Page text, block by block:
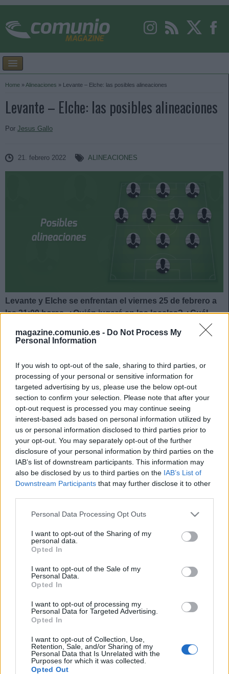
magazine.comunio.es - Do Not Process My
Personal Information
If you wish to opt-out of the sale, sharing to third parties, or
processing of your personal or sensitive information for
targeted advertising by us, please use the below opt-out
section to confirm your selection. Please note that after your
opt-out request is processed you may continue seeing
interest-based ads based on personal information utilized by
us or personal information disclosed to third parties prior to
your opt-out. You may separately opt-out of the further
disclosure of your personal information by third parties on the
IAB’s list of downstream participants. This information may
also be disclosed by us to third parties on the IAB’s List of
Downstream Participants that may further disclose it to other
Please note that this website/app uses one or more Google
not limited to your visit or usage behaviour. You may click to
grant or deny consent to Google and its third-party tags to
use your data for below specified purposes in below Google
consent section.
Personal Data Processing Opt Outs
I want to opt-out of the Sharing of my
personal data.
Opted In
I want to opt-out of the Sale of my
Personal Data.
Opted In
I want to opt-out of processing my
Personal Data for Targeted Advertising.
Opted In
I want to opt-out of Collection, Use,
Retention, Sale, and/or Sharing of my
Personal Data that Is Unrelated with the
Purposes for which it was collected.
Opted Out
Home »Alineaciones » Levante – Elche: las posibles alineaciones
Levante – Elche: las posibles alineaciones
Por Jesus Gallo
21. febrero 2022 ALINEACIONES
Levante y Elche se enfrentan el viernes 25 de febrero a
las 21:00 horas. ¿Quién jugará en los locales? ¿Cuál
continuación, las posibles alineaciones del Levante-
Levante
Posible alineación: Cárdenas – Miramón, Rober Pier,
Duarte, Cáceres, Son – Pepelu, Melero, De Frutos
(Morales), Bardhi – Roger.
Estos jugadores son baja: Mustafi (rodilla), Rubén Vezo
(lesión muscular), Radoja (lesión muscular), Campaña
(lesión muscular), Sergio Postigo (lesión muscular),
Saracchi (rodilla):
Posibles cambios en el once : Lisci apostará por el mismo
posiciones. De Frutos y Roger entrarían en la delantera por
Morales y Dani Gómez, titulares en el último partido en
Comunio
Menos de 4 millones de valor de
jornada. Estos cinco futbolistas
fueron algunos de los grandes
triunfadores de la jornada 25 de